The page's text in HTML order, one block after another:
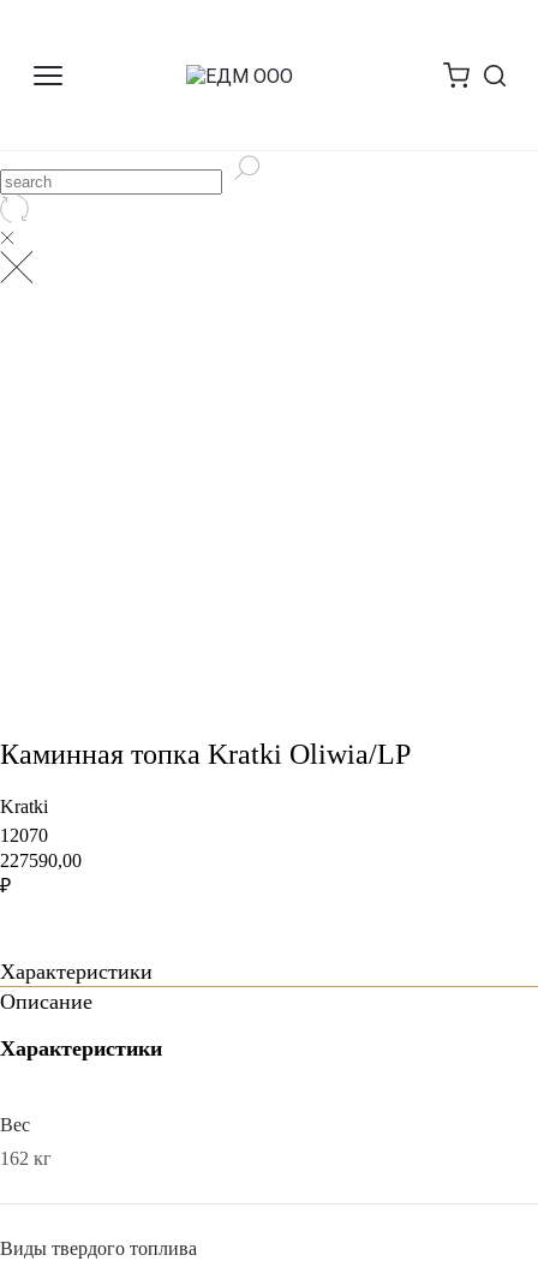
Каминная топка Kratki Oliwia/LP
Kratki
12070
227590,00
₽
Характеристики
Описание
Характеристики
Вес
162 кг
Виды твердого топлива